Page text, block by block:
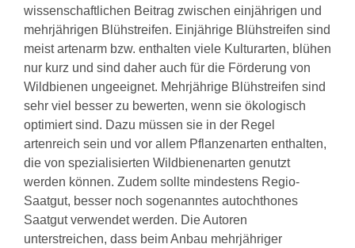
Klimawandel
Bienenprodukte
menschliche
Gesundheit
Bienenfreundlicher
Garten
Faszination
Wildbienen
Biene
Pollen
Franz
wissenschaftlichen Beitrag zwischen einjährigen und
mehrjährigen Blühstreifen. Einjährige Blühstreifen sind
meist artenarm bzw. enthalten viele Kulturarten, blühen
nur kurz und sind daher auch für die Förderung von
Wildbienen ungeeignet. Mehrjährige Blühstreifen sind
sehr viel besser zu bewerten, wenn sie ökologisch
optimiert sind. Dazu müssen sie in der Regel
artenreich sein und vor allem Pflanzenarten enthalten,
die von spezialisierten Wildbienenarten genutzt
werden können. Zudem sollte mindestens Regio-
Saatgut, besser noch sogenanntes autochthones
Saatgut verwendet werden. Die Autoren
unterstreichen, dass beim Anbau mehrjähriger